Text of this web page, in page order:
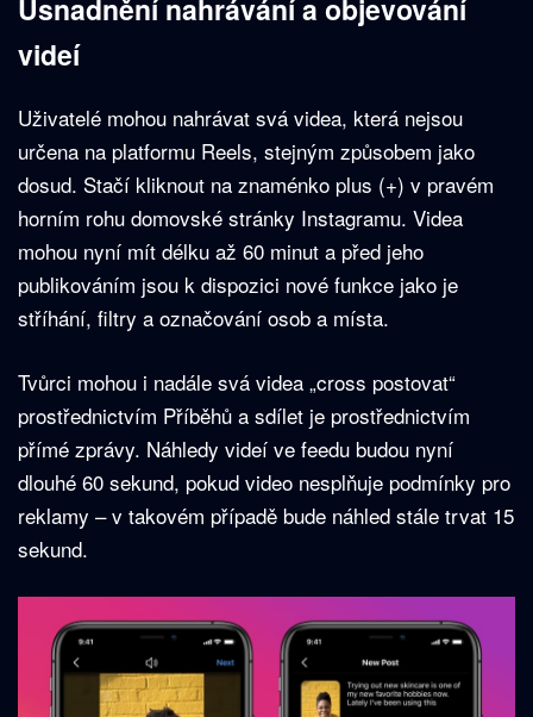
Usnadnění nahrávání a objevování
videí
Uživatelé mohou nahrávat svá videa, která nejsou
určena na platformu Reels, stejným způsobem jako
dosud. Stačí kliknout na znaménko plus (+) v pravém
horním rohu domovské stránky Instagramu. Videa
mohou nyní mít délku až 60 minut a před jeho
publikováním jsou k dispozici nové funkce jako je
stříhání, filtry a označování osob a místa.
Tvůrci mohou i nadále svá videa „cross postovat“
prostřednictvím Příběhů a sdílet je prostřednictvím
přímé zprávy. Náhledy videí ve feedu budou nyní
dlouhé 60 sekund, pokud video nesplňuje podmínky pro
reklamy – v takovém případě bude náhled stále trvat 15
sekund.